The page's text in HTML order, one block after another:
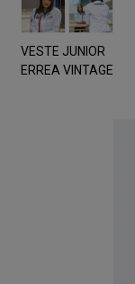
VESTE JUNIOR
ERREA VINTAGE